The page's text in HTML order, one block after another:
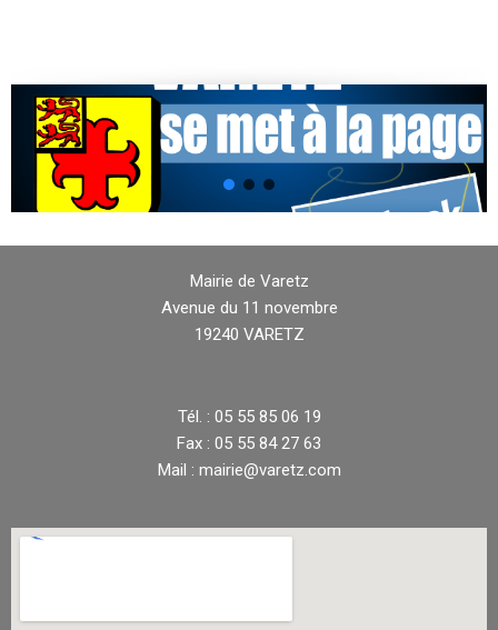
Mairie de Varetz
Avenue du 11 novembre
19240 VARETZ
Tél. : 05 55 85 06 19
Fax : 05 55 84 27 63
Mail : mairie@varetz.com